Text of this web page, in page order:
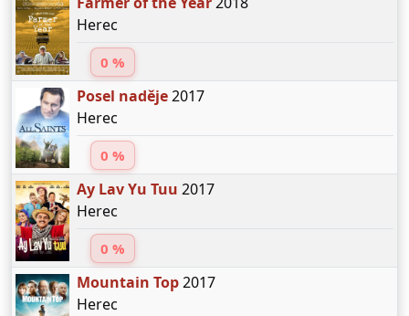
Herec
0 %
Posel naděje2017
Herec
0 %
Ay Lav Yu Tuu 2017
Herec
0 %
Mountain Top2017
Herec